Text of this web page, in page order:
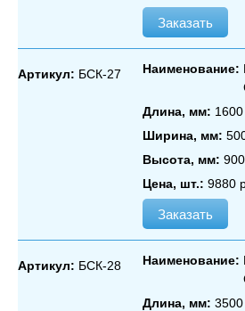
Заказать
Артикул: БСК-27 Наименование:
Длина, мм: 1600
Ширина, мм:
Высота, мм: 900
Цена, шт.: 9880
Заказать
Артикул: БСК-28 Наименование:
Длина, мм: 3500